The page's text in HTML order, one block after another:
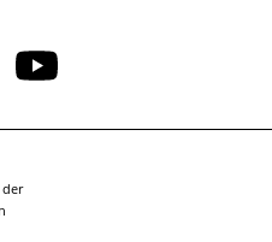
Folge
auf